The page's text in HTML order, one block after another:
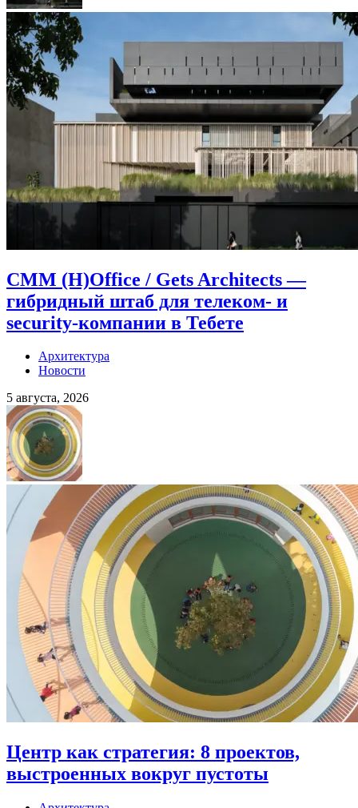
CMM (H)Office / Gets Architects —
гибридный штаб для телеком- и
security-компании в Тебете
Архитектура
Новости
5 августа, 2026
Центр как стратегия: 8 проектов,
выстроенных вокруг пустоты